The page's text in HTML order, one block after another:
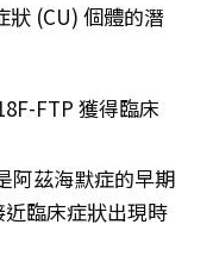
狀 (CU) 個體的潛
FTP 獲得臨床
阿茲海默症的早期
臨床症狀出現時